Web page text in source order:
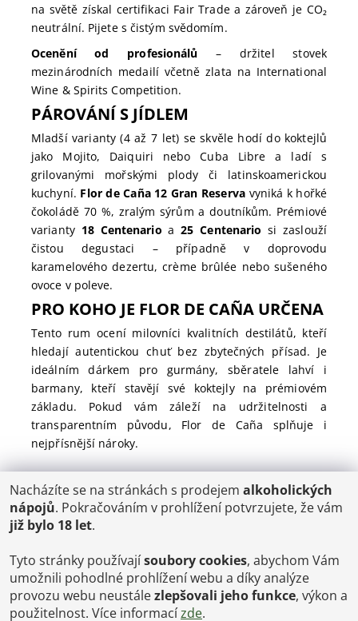
na světě získal certifikaci Fair Trade a zároveň je CO₂
neutrální. Pijete s čistým svědomím.
Ocenění od profesionálů – držitel stovek
mezinárodních medailí včetně zlata na International
Wine & Spirits Competition.
PÁROVÁNÍ S JÍDLEM
Mladší varianty (4 až 7 let) se skvěle hodí do koktejlů
jako Mojito, Daiquiri nebo Cuba Libre a ladí s
grilovanými mořskými plody či latinskoamerickou
kuchyní. Flor de Caña 12 Gran Reservavyniká k hořké
čokoládě 70 %, zralým sýrům a doutníkům. Prémiové
varianty 18 Centenario a25 Centenario si zaslouží
čistou degustaci – případně v doprovodu
karamelového dezertu, crème brûlée nebo sušeného
ovoce v poleve.
PRO KOHO JE FLOR DE CAÑA URČENA
Tento rum ocení milovníci kvalitních destilátů, kteří
hledají autentickou chuť bez zbytečných přísad. Je
ideálním dárkem pro gurmány, sběratele lahví i
barmany, kteří stavějí své koktejly na prémiovém
základu. Pokud vám záleží na udržitelnosti a
transparentním původu, Flor de Caña splňuje i
nejpřísnější nároky.
POŠTOVNÉ
ČR: od 95,-
SK: 350,-
€ = 24,00 CZK
Dopravy a Platby
Jsme internetový obchod, osobní odběr není možný.
Nacházíte se na stránkách s prodejem alkoholických
nápojů. Pokračováním v prohlížení potvrzujete, že vám
již bylo 18 let.
Tyto stránky používajísoubory cookies, abychom Vám
umožnili pohodlné prohlížení webu a díky analýze
provozu webu neustálezlepšovali jeho funkce, výkon a
použitelnost. Více informacízde.